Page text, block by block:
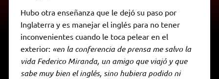
Hubo otra enseñanza que le dejó su paso por
Inglaterra y es manejar el inglés para no tener
inconvenientes cuando le toca pelear en el
exterior: «en la conferencia de prensa me salvo la
vida Federico Miranda, un amigo que viajó y que
sabe muy bien el inglés, sino hubiera podido ni